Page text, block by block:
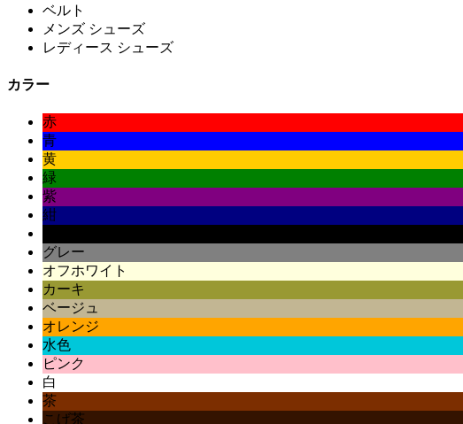
ベルト
メンズ シューズ
レディース シューズ
カラー
赤
青
黄
緑
紫
紺
グレー
オフホワイト
カーキ
ベージュ
オレンジ
水色
ピンク
白
茶
こげ茶